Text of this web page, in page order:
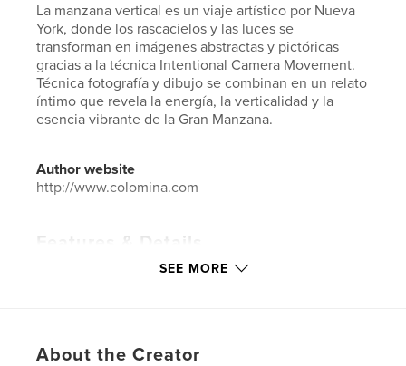
La manzana vertical es un viaje artístico por Nueva
York, donde los rascacielos y las luces se
transforman en imágenes abstractas y pictóricas
gracias a la técnica Intentional Camera Movement.
Técnica fotografía y dibujo se combinan en un relato
íntimo que revela la energía, la verticalidad y la
esencia vibrante de la Gran Manzana.
Author website
http://www.colomina.com
Features & Details
Arts & Photography Books
# of Pages:64
SEE MORE
About the Creator